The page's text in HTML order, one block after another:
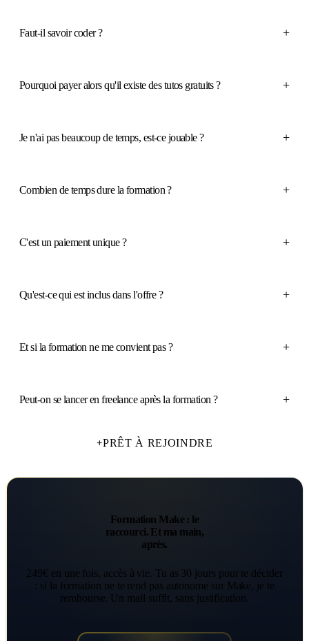
Faut-il savoir coder ? +
Pourquoi payer alors qu'il existe des tutos gratuits ? +
Je n'ai pas beaucoup de temps, est-ce jouable ? +
Combien de temps dure la formation ? +
C'est un paiement unique ? +
Qu'est-ce qui est inclus dans l'offre ? +
Et si la formation ne me convient pas ? +
Peut-on se lancer en freelance après la formation ? +
+PRÊT À REJOINDRE
Formation Make : le
raccourci. Et ma main,
après.
249€ en une fois, accès à vie. Tu as 30 jours pour te décider
: si la formation ne te rend pas autonome sur Make, je te
rembourse. Un mail suffit, sans justification.